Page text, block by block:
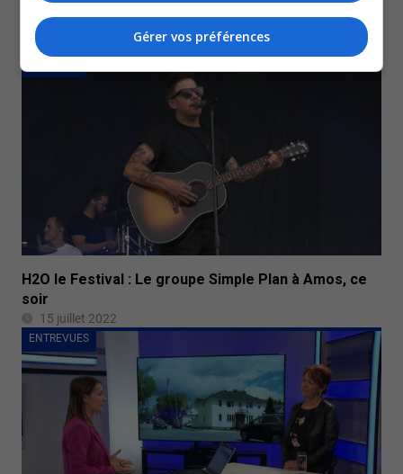
Qualité de l’air : Un administrateur d’État demandé
H2O le Festival : Le groupe Simple Plan à Amos, ce
soir
15 juillet 2022
ENTREVUES
Gérer vos préférences